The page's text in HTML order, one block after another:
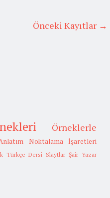
Önceki Kayıtlar →
Örneklerle
Noktalama İşaretleri
Türkçe Dersi Slaytlar Şair Yazar